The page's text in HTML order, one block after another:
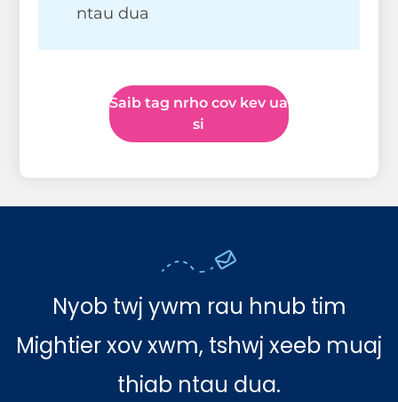
ntau dua
Saib tag nrho cov kev ua
si
Nyob twj ywm rau hnub tim
Mightier xov xwm, tshwj xeeb muaj
thiab ntau dua.